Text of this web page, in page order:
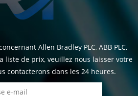
Allen Bradley PLC, ABB PLC,
liste de prix, veuillez nous laisser votre
contacterons dans les 24 heures.